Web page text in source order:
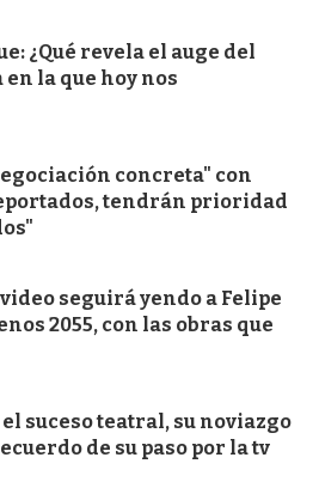
¿Qué revela el auge del
la que hoy nos
concreta" con
tendrán prioridad
seguirá yendo a Felipe
2055, con las obras que
suceso teatral, su noviazgo
de su paso por la tv